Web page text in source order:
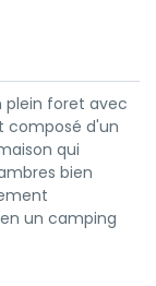
plein foret avec
composé d'un
qui
bien
un camping